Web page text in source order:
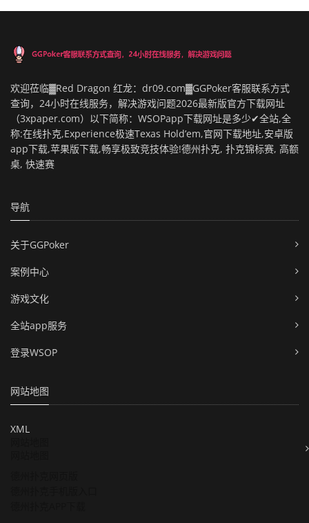
欢迎莅临▓Red Dragon 红龙：dr09.com▓GGPoker客服联系方式
查询，24小时在线服务，解决游戏问题2026最新版官方下载网址
（3xpaper.com）以下简称：WSOPapp下载网址是多少✔全站,全
称:在线扑克,Experience极速Texas Hold’em,官网下载地址,安卓版
app下载,苹果版下载,畅享极致竞技体验!德州扑克, 扑克锦标赛, 高额
桌, 快速赛
导航
关于GGPoker
案例中心
游戏文化
全站app服务
登录WSOP
网站地图
XML